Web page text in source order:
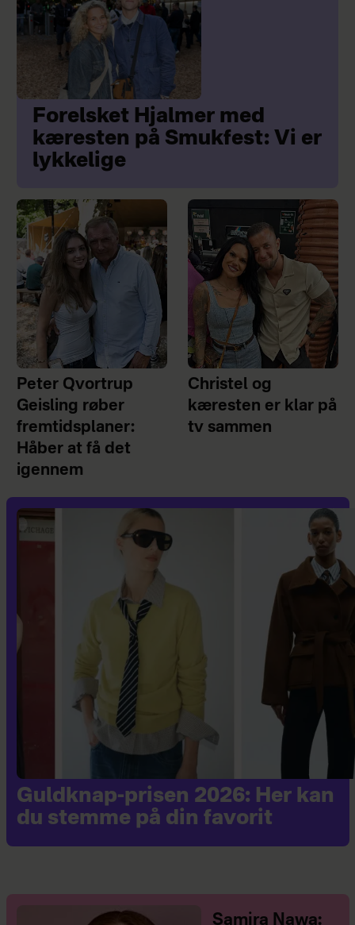
Forelsket Hjalmer med
kæresten på Smukfest: Vi er
lykkelige
Peter Qvortrup
Geisling røber
fremtidsplaner:
Håber at få det
igennem
Christel og
kæresten er klar på
tv sammen
Guldknap-prisen 2026: Her kan
du stemme på din favorit
Samira Nawa: